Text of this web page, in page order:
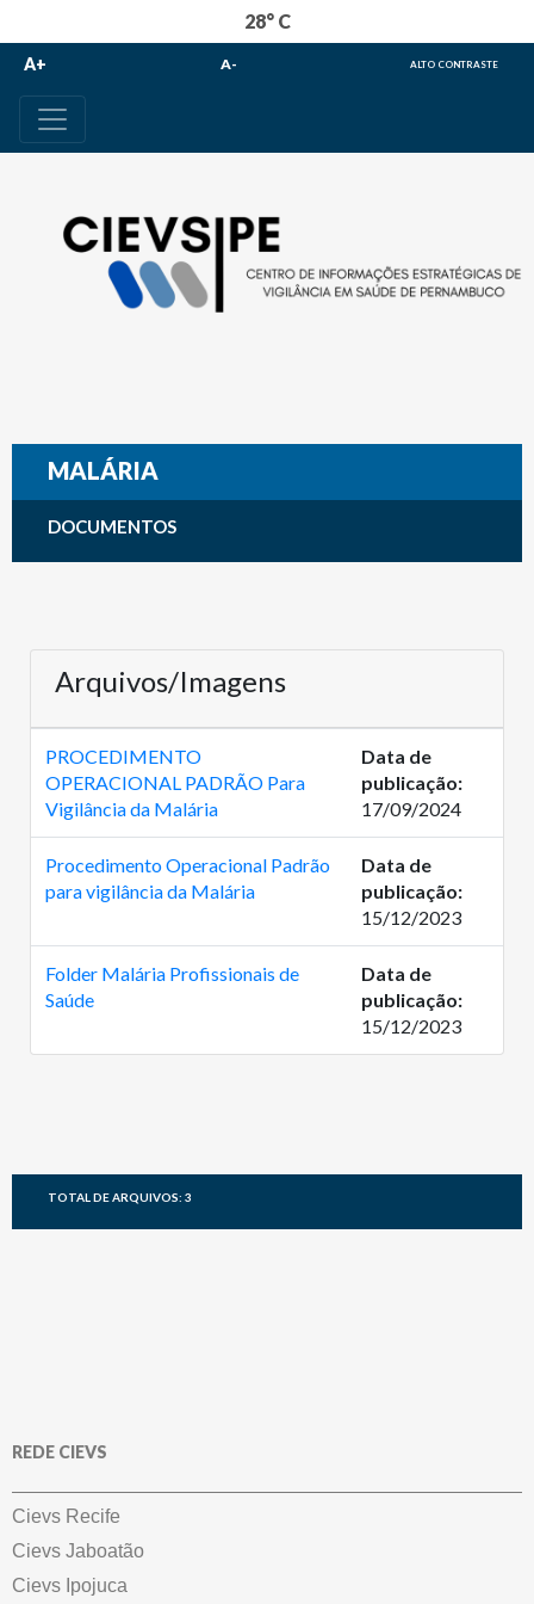
28° C
A+ A- ALTO CONTRASTE
MALÁRIA
DOCUMENTOS
Arquivos/Imagens
PROCEDIMENTO
OPERACIONAL PADRÃO Para
Vigilância da Malária
Data de
publicação:
17/09/2024
Procedimento Operacional Padrão
para vigilância da Malária
Data de
publicação:
15/12/2023
Folder Malária Profissionais de
Saúde
Data de
publicação:
15/12/2023
TOTAL DE ARQUIVOS: 3
REDE CIEVS
Cievs Recife
Cievs Jaboatão
Cievs Ipojuca